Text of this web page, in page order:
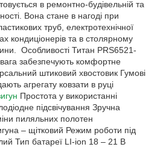
в ремонтно-будівельній та
Вона стане в нагоді при
труб, електротехнічної
кондиціонерів та в столярному
Особливості Титан PRS6521-
забезпечують комфортне
штиковий хвостовик Гумові
агрегату ковзати в руці
Простота у використанні
підсвічування Зручна
пиляльних полотен
– щітковий Режим роботи під
Тип батареї LI-ion 18 – 21 В